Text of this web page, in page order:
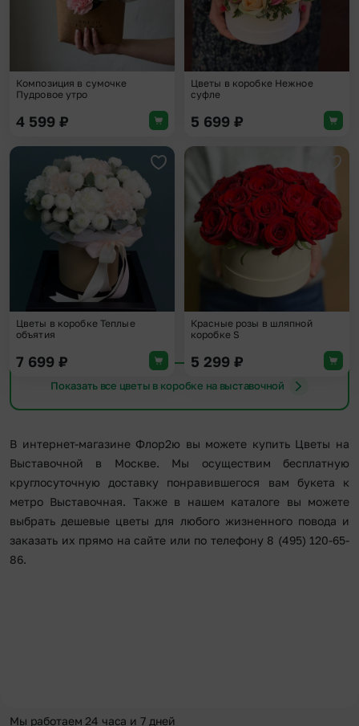
Композиция в сумочке
Пудровое утро
4 599 ₽
Цветы в коробке Нежное
суфле
5 699 ₽
Добавить в избранное
Цветы в коробке Теплые
объятия
7 699 ₽
Красные розы в шляпной
коробке S
5 299 ₽
Показать все цветы в коробке на выставочной
В интернет-магазине Флор2ю вы можете купить Цветы на
Выставочной в Москве. Мы осуществим бесплатную
круглосуточную доставку понравившегося вам букета к
метро Выставочная. Также в нашем каталоге вы можете
выбрать дешевые цветы для любого жизненного повода и
заказать их прямо на сайте или по телефону 8 (495) 120-65-
86.
Мы работаем 24 часа и 7 дней